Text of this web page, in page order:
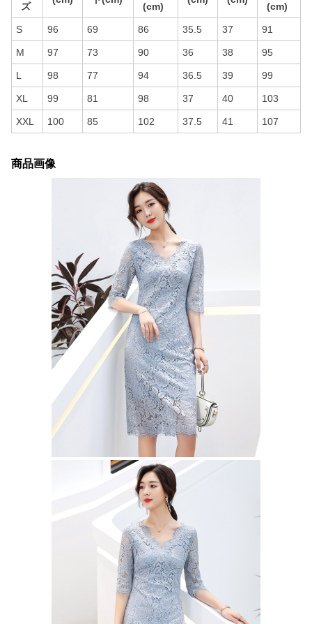
ズ (cm) (cm)
S 96 69 86 35.5 37 91
M 97 73 90 36 38 95
L 98 77 94 36.5 39 99
XL 99 81 98 37 40 103
XXL 100 85 102 37.5 41 107
商品画像